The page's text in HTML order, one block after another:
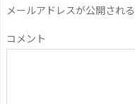
メールアドレスが公開され
コメント